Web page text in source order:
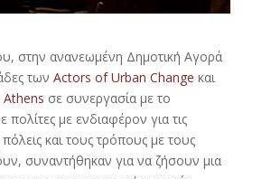
στην ανανεωμένη Δημοτική Αγορά
των Actors of Urban Change και
σε συνεργασία με το
πολίτες με ενδιαφέρον για τις
πόλεις και τους τρόπους με τους
συναντήθηκαν για να ζήσουν μια